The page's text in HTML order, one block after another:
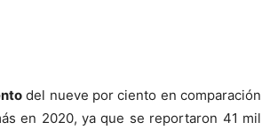
del nueve por ciento en comparación
en 2020, ya que se reportaron 41 mil